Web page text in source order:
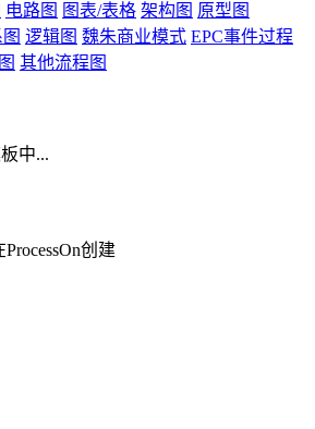
电路图 图表/表格 架构图 原型图
逻辑图 魏朱商业模式 EPC事件过程
其他流程图
中...
创建